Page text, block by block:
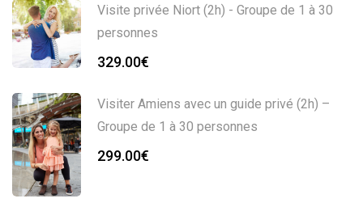
Visite privée Niort (2h) - Groupe de 1 à 30
personnes
329.00€
Visiter Amiens avec un guide privé (2h) –
Groupe de 1 à 30 personnes
299.00€